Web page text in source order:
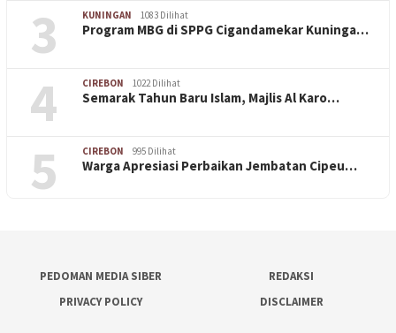
3 KUNINGAN 1083 Dilihat
Program MBG di SPPG Cigandamekar Kuninga…
4 CIREBON 1022 Dilihat
Semarak Tahun Baru Islam, Majlis Al Karo…
5 CIREBON 995 Dilihat
Warga Apresiasi Perbaikan Jembatan Cipeu…
PEDOMAN MEDIA SIBER
REDAKSI
PRIVACY POLICY
DISCLAIMER